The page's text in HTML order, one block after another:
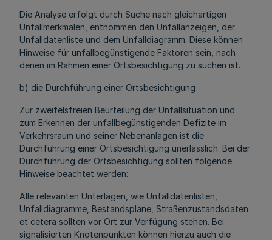
Die Analyse erfolgt durch Suche nach gleichartigen
Unfallmerkmalen, entnommen den Unfallanzeigen, der
Unfalldatenliste und dem Unfalldiagramm. Diese können
Hinweise für unfallbegünstigende Faktoren sein, nach
denen im Rahmen einer Ortsbesichtigung zu suchen ist.
b) die Durchführung einer Ortsbesichtigung
Zur zweifelsfreien Beurteilung der Unfallsituation und
zum Erkennen der unfallbegünstigenden Defizite im
Verkehrsraum und seiner Nebenanlagen ist die
Durchführung einer Ortsbesichtigung unerlässlich. Bei der
Durchführung der Ortsbesichtigung sollten folgende
Hinweise beachtet werden:
Alle relevanten Unterlagen, wie Unfalldatenlisten,
Unfalldiagramme, Bestandspläne, Straßenzustandsdaten
et cetera sollten vor Ort zur Verfügung stehen. Bei
signalisierten Knotenpunkten können hierzu auch die